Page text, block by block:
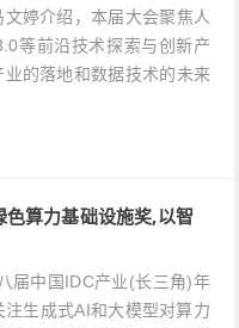
婷介绍，本届大会聚焦人
等前沿技术探索与创新产
的落地和数据技术的未来
算力基础设施奖,以智
届中国IDC产业(长三角)年
生成式AI和大模型对算力